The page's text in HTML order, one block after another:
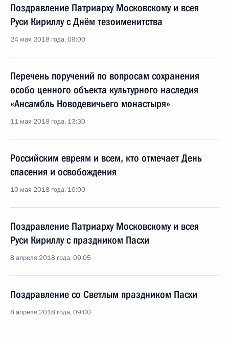
Поздравление Патриарху Московскому и всея
Руси Кириллу с Днём тезоименитства
24 мая 2018 года, 09:00
Перечень поручений по вопросам сохранения
особо ценного объекта культурного наследия
«Ансамбль Новодевичьего монастыря»
11 мая 2018 года, 13:30
Российским евреям и всем, кто отмечает День
спасения и освобождения
10 мая 2018 года, 10:00
Поздравление Патриарху Московскому и всея
Руси Кириллу с праздником Пасхи
8 апреля 2018 года, 09:05
Поздравление со Светлым праздником Пасхи
8 апреля 2018 года, 09:00